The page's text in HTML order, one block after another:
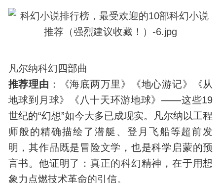
凡尔纳科幻四部曲
推荐理由 ：《海底两万里》《地心游记》《从
地球到月球》《八十天环游地球》——这些19
世纪的“幻想”如今大多已成现实。凡尔纳以工程
师般的精确描绘了潜艇、登月飞船等超前发
明，其作品既是冒险文学，也是科学启蒙的预
言书。他证明了：真正的科幻精神，在于用想
象力点燃技术革命的引信。